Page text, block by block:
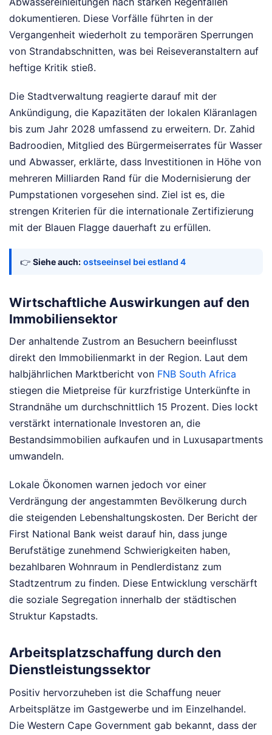
dokumentieren. Diese Vorfälle führten in der
Vergangenheit wiederholt zu temporären Sperrungen
von Strandabschnitten, was bei Reiseveranstaltern auf
heftige Kritik stieß.
Die Stadtverwaltung reagierte darauf mit der
Ankündigung, die Kapazitäten der lokalen Kläranlagen
bis zum Jahr 2028 umfassend zu erweitern. Dr. Zahid
Badroodien, Mitglied des Bürgermeiserrates für Wasser
und Abwasser, erklärte, dass Investitionen in Höhe von
mehreren Milliarden Rand für die Modernisierung der
Pumpstationen vorgesehen sind. Ziel ist es, die
strengen Kriterien für die internationale Zertifizierung
mit der Blauen Flagge dauerhaft zu erfüllen.
👉 Siehe auch: ostseeinsel bei estland 4
Wirtschaftliche Auswirkungen auf den
Immobiliensektor
Der anhaltende Zustrom an Besuchern beeinflusst
direkt den Immobilienmarkt in der Region. Laut dem
halbjährlichen Marktbericht von FNB South Africa
stiegen die Mietpreise für kurzfristige Unterkünfte in
Strandnähe um durchschnittlich 15 Prozent. Dies lockt
verstärkt internationale Investoren an, die
Bestandsimmobilien aufkaufen und in Luxusapartments
umwandeln.
Lokale Ökonomen warnen jedoch vor einer
Verdrängung der angestammten Bevölkerung durch
die steigenden Lebenshaltungskosten. Der Bericht der
First National Bank weist darauf hin, dass junge
Berufstätige zunehmend Schwierigkeiten haben,
bezahlbaren Wohnraum in Pendlerdistanz zum
Stadtzentrum zu finden. Diese Entwicklung verschärft
die soziale Segregation innerhalb der städtischen
Struktur Kapstadts.
Arbeitsplatzschaffung durch den
Dienstleistungssektor
Positiv hervorzuheben ist die Schaffung neuer
Arbeitsplätze im Gastgewerbe und im Einzelhandel.
Die Western Cape Government gab bekannt, dass der